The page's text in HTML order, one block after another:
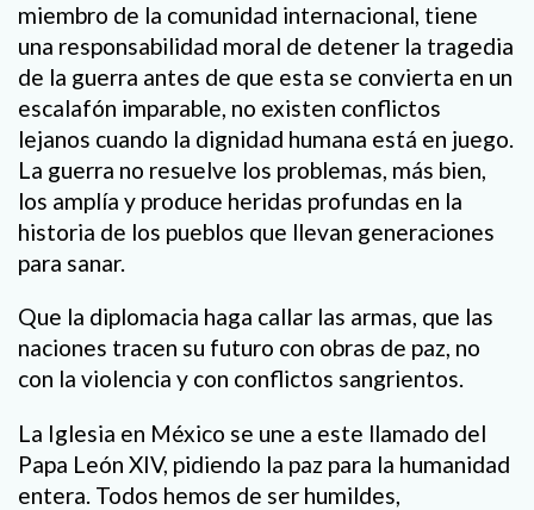
miembro de la comunidad internacional, tiene
una responsabilidad moral de detener la tragedia
de la guerra antes de que esta se convierta en un
escalafón imparable, no existen conflictos
lejanos cuando la dignidad humana está en juego.
La guerra no resuelve los problemas, más bien,
los amplía y produce heridas profundas en la
historia de los pueblos que llevan generaciones
para sanar.
Que la diplomacia haga callar las armas, que las
naciones tracen su futuro con obras de paz, no
con la violencia y con conflictos sangrientos.
La Iglesia en México se une a este llamado del
Papa León XIV, pidiendo la paz para la humanidad
entera. Todos hemos de ser humildes,